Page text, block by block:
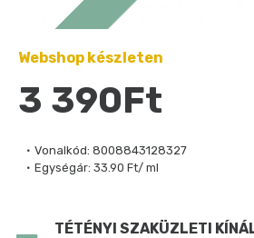
Vonalkód: 8008843128327
Egységár: 33.90 Ft/ ml
Webshop készleten
3 390Ft
TÉTÉNYI SZAKÜZLETI